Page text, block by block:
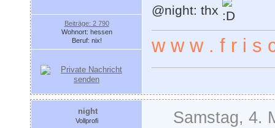
Beiträge: 2 790
Wohnort: hessen
Beruf: nix!
@night: thx
w w w . f r i s
night
Vollprofi Samstag, 4.